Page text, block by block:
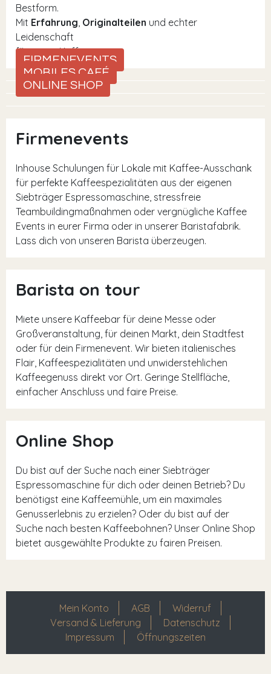
Bestform.
Mit Erfahrung, Originalteilen und echter
Leidenschaft
für guten Kaffee.
FIRMENEVENTS
MOBILES CAFÉ
ONLINE SHOP
Firmenevents
Inhouse Schulungen für Lokale mit Kaffee-Ausschank
für perfekte Kaffeespezialitäten aus der eigenen
Siebträger Espressomaschine, stressfreie
Teambuildingmaßnahmen oder vergnügliche Kaffee
Events in eurer Firma oder in unserer Baristafabrik.
Lass dich von unseren Barista überzeugen.
Barista on tour
Miete unsere Kaffeebar für deine Messe oder
Großveranstaltung, für deinen Markt, dein Stadtfest
oder für dein Firmenevent. Wir bieten italienisches
Flair, Kaffeespezialitäten und unwiderstehlichen
Kaffeegenuss direkt vor Ort. Geringe Stellfläche,
einfacher Anschluss und faire Preise.
Online Shop
Du bist auf der Suche nach einer Siebträger
Espressomaschine für dich oder deinen Betrieb? Du
benötigst eine Kaffeemühle, um ein maximales
Genusserlebnis zu erzielen? Oder du bist auf der
Suche nach besten Kaffeebohnen? Unser Online Shop
bietet ausgewählte Produkte zu fairen Preisen.
Mein Konto AGB
Widerruf
Versand & Lieferung
Datenschutz
Impressum
Öffnungszeiten